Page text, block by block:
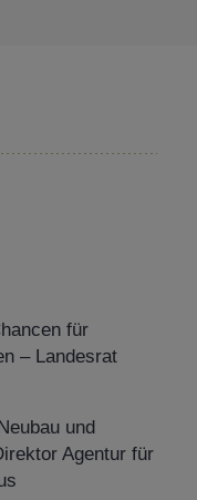
für
– Landesrat
und
Agentur für